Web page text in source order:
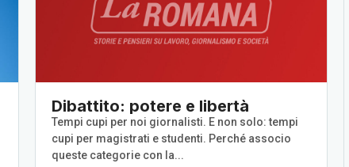
Dibattito: potere e libertà
Tempi cupi per noi giornalisti. E non solo: tempi
cupi per magistrati e studenti. Perché associo
queste categorie con la...